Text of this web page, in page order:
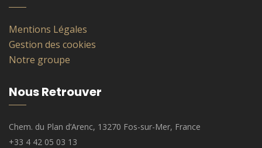
Mentions Légales
Gestion des cookies
Notre groupe
Nous Retrouver
Chem. du Plan d’Arenc, 13270 Fos-sur-Mer, France
+33 4 42 05 03 13